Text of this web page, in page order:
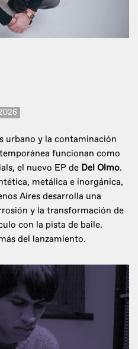
urbano y la contaminación
funcionan como
el nuevo EP de Del Olmo.
metálica e inorgánica,
Aires desarrolla una
y la transformación de
con la pista de baile.
del lanzamiento.